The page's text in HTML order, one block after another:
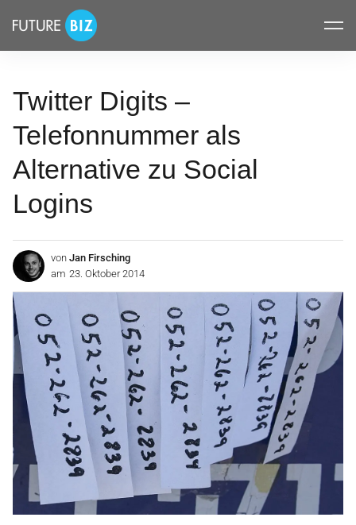
überspringen
FUTUREBIZ
Twitter Digits –
Telefonnummer als
Alternative zu Social
Logins
von Jan Firsching
am 23. Oktober 2014